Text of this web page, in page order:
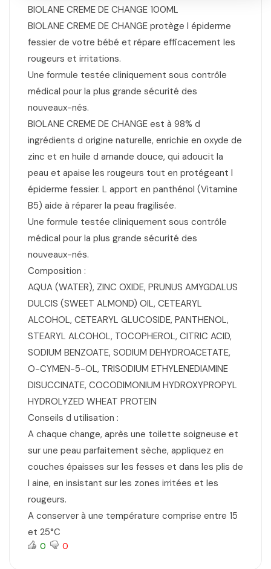
BIOLANE CREME DE CHANGE 100ML
BIOLANE CREME DE CHANGE protège l épiderme
fessier de votre bébé et répare efficacement les
rougeurs et irritations.
Une formule testée cliniquement sous contrôle
médical pour la plus grande sécurité des
nouveaux-nés.
BIOLANE CREME DE CHANGE est à 98% d
ingrédients d origine naturelle, enrichie en oxyde de
zinc et en huile d amande douce, qui adoucit la
peau et apaise les rougeurs tout en protégeant l
épiderme fessier. L apport en panthénol (Vitamine
B5) aide à réparer la peau fragilisée.
Une formule testée cliniquement sous contrôle
médical pour la plus grande sécurité des
nouveaux-nés.
Composition :
AQUA (WATER), ZINC OXIDE, PRUNUS AMYGDALUS
DULCIS (SWEET ALMOND) OIL, CETEARYL
ALCOHOL, CETEARYL GLUCOSIDE, PANTHENOL,
STEARYL ALCOHOL, TOCOPHEROL, CITRIC ACID,
SODIUM BENZOATE, SODIUM DEHYDROACETATE,
O-CYMEN-5-OL, TRISODIUM ETHYLENEDIAMINE
DISUCCINATE, COCODIMONIUM HYDROXYPROPYL
HYDROLYZED WHEAT PROTEIN
Conseils d utilisation :
A chaque change, après une toilette soigneuse et
sur une peau parfaitement sèche, appliquez en
couches épaisses sur les fesses et dans les plis de
l aine, en insistant sur les zones irritées et les
rougeurs.
A conserver à une température comprise entre 15
et 25°C
0 0